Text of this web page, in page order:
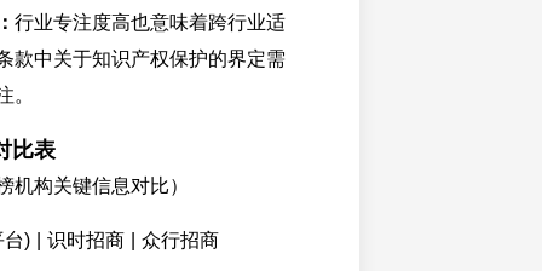
行业专注度高也意味着跨行业适
款中关于知识产权保护的界定需
。
比表
机构关键信息对比）
) | 识时招商 | 众行招商